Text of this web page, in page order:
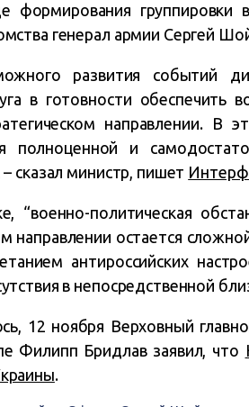
формирования
генерал армии Сергей
развития событий
в готовности
направлении. В
полноценной и
сказал министр, пишет
“военно-политическая
направлении остается
антироссийских
в непосредственной
12 ноября Верховный
Филипп Бридлав заявил, что
.